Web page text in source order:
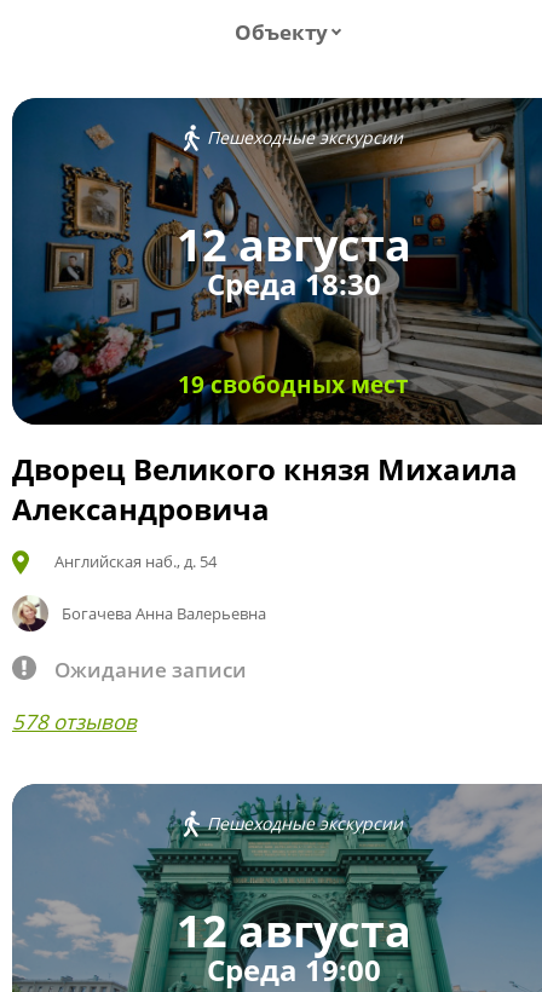
Объекту
Пешеходные экскурсии
12 августа
Среда 18:30
19 свободных мест
Дворец Великого князя Михаила
Александровича
Английская наб., д. 54
Богачева Анна Валерьевна
Ожидание записи
578 отзывов
Пешеходные экскурсии
12 августа
Среда 19:00